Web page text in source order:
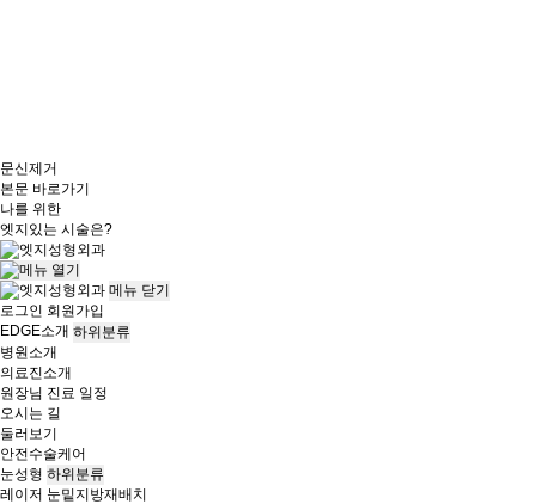
문신제거
본문 바로가기
나를 위한
엣지 있는 시술은?
메뉴 닫기
로그인 회원가입
EDGE소개 하위분류
병원소개
의료진소개
원장님 진료 일정
오시는 길
둘러보기
안전수술케어
눈성형 하위분류
레이저 눈밑지방재배치